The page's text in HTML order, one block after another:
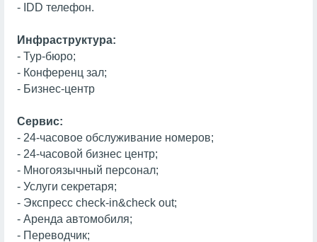
- IDD телефон.
Инфраструктура:
- Тур-бюро;
- Конференц зал;
- Бизнес-центр
Сервис:
- 24-часовое обслуживание номеров;
- 24-часовой бизнес центр;
- Многоязычный персонал;
- Услуги секретаря;
- Экспресс check-in&check out;
- Аренда автомобиля;
- Переводчик;